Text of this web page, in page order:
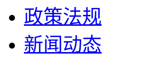
政策法规
新闻动态